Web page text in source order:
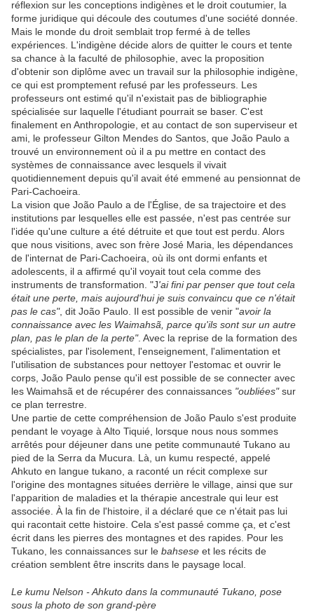
réflexion sur les conceptions indigènes et le droit coutumier, la
forme juridique qui découle des coutumes d'une société donnée.
Mais le monde du droit semblait trop fermé à de telles
expériences. L'indigène décide alors de quitter le cours et tente
sa chance à la faculté de philosophie, avec la proposition
d'obtenir son diplôme avec un travail sur la philosophie indigène,
ce qui est promptement refusé par les professeurs. Les
professeurs ont estimé qu'il n'existait pas de bibliographie
spécialisée sur laquelle l'étudiant pourrait se baser. C'est
finalement en Anthropologie, et au contact de son superviseur et
ami, le professeur Gilton Mendes do Santos, que João Paulo a
trouvé un environnement où il a pu mettre en contact des
systèmes de connaissance avec lesquels il vivait
quotidiennement depuis qu'il avait été emmené au pensionnat de
Pari-Cachoeira.
La vision que João Paulo a de l'Église, de sa trajectoire et des
institutions par lesquelles elle est passée, n'est pas centrée sur
l'idée qu'une culture a été détruite et que tout est perdu. Alors
que nous visitions, avec son frère José Maria, les dépendances
de l'internat de Pari-Cachoeira, où ils ont dormi enfants et
adolescents, il a affirmé qu'il voyait tout cela comme des
instruments de transformation. "J'ai fini par penser que tout cela
était une perte, mais aujourd'hui je suis convaincu que ce n'était
pas le cas", dit João Paulo. Il est possible de venir "avoir la
connaissance avec les Waimahsã, parce qu'ils sont sur un autre
plan, pas le plan de la perte". Avec la reprise de la formation des
spécialistes, par l'isolement, l'enseignement, l'alimentation et
l'utilisation de substances pour nettoyer l'estomac et ouvrir le
corps, João Paulo pense qu'il est possible de se connecter avec
les Waimahsã et de récupérer des connaissances "oubliées"sur
ce plan terrestre.
Une partie de cette compréhension de João Paulo s'est produite
pendant le voyage à Alto Tiquié, lorsque nous nous sommes
arrêtés pour déjeuner dans une petite communauté Tukano au
pied de la Serra da Mucura. Là, un kumu respecté, appelé
Ahkuto en langue tukano, a raconté un récit complexe sur
l'origine des montagnes situées derrière le village, ainsi que sur
l'apparition de maladies et la thérapie ancestrale qui leur est
associée. À la fin de l'histoire, il a déclaré que ce n'était pas lui
qui racontait cette histoire. Cela s'est passé comme ça, et c'est
écrit dans les pierres des montagnes et des rapides. Pour les
Tukano, les connaissances sur le bahsese et les récits de
création semblent être inscrits dans le paysage local.
Le kumu Nelson - Ahkuto dans la communauté Tukano, pose
sous la photo de son grand-père